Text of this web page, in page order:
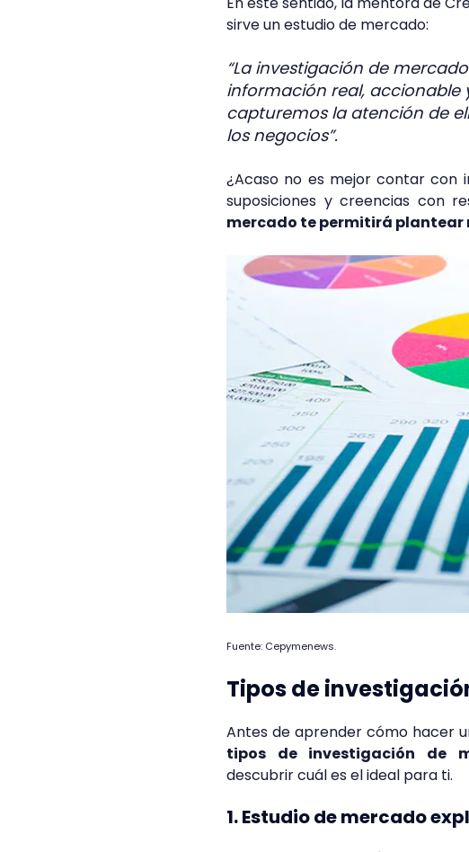
sirve un estudio de mercado:
“La investigación de
información real, accionable
capturemos la atención de
los negocios”.
¿Acaso no es mejor contar con
suposiciones y creencias con
mercado te permitirá
Fuente: Cepymenews.
Tipos de
Antes de aprender cómo hacer
tipos de investigación de
descubrir cuál es el ideal para ti.
1. Estudio de mercado